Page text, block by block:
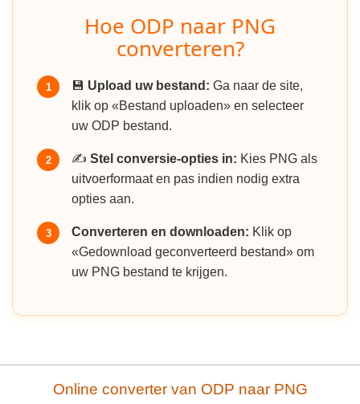
Hoe ODP naar PNG
converteren?
1 💾 Upload uw bestand: Ga naar de site,
klik op «Bestand uploaden» en selecteer
uw ODP bestand.
2 ✍️ Stel conversie-opties in: Kies PNG als
uitvoerformaat en pas indien nodig extra
opties aan.
3 Converteren en downloaden: Klik op
«Gedownload geconverteerd bestand» om
uw PNG bestand te krijgen.
Online converter van ODP naar PNG